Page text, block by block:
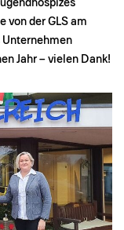
von der GLS am
Unternehmen
Jahr – vielen Dank!